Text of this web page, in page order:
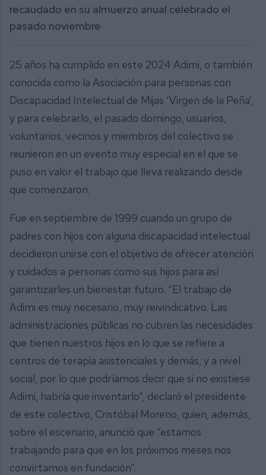
recaudado en su almuerzo anual celebrado el
pasado noviembre
25 años ha cumplido en este 2024 Adimi, o también
conocida como la Asociación para personas con
Discapacidad Intelectual de Mijas ‘Virgen de la Peña’,
y para celebrarlo, el pasado domingo, usuarios,
voluntarios, vecinos y miembros del colectivo se
reunieron en un evento muy especial en el que se
puso en valor el trabajo que lleva realizando desde
que comenzaron.
Fue en septiembre de 1999 cuando un grupo de
padres con hijos con alguna discapacidad intelectual
decidieron unirse con el objetivo de ofrecer atención
y cuidados a personas como sus hijos para así
garantizarles un bienestar futuro. “El trabajo de
Adimi es muy necesario, muy reivindicativo. Las
administraciones públicas no cubren las necesidades
que tienen nuestros hijos en lo que se refiere a
centros de terapia asistenciales y demás, y a nivel
social, por lo que podríamos decir que si no existiese
Adimi, habría que inventarlo”, declaró el presidente
de este colectivo, Cristóbal Moreno, quien, además,
sobre el escenario, anunció que “estamos
trabajando para que en los próximos meses nos
convirtamos en fundación”.